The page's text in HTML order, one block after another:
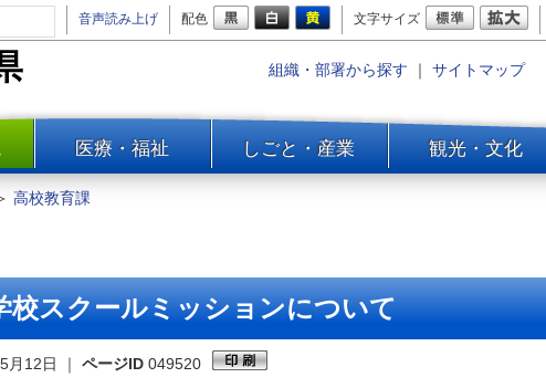
音声読み上げ 配色 文字サイズ
組織・部署から探す ｜ サイトマップ
一覧
医療・福祉 しごと・産業 観光・文化
策・リサ
高校教育課
校スクールミッションについて
月12日 ｜ ページID 049520